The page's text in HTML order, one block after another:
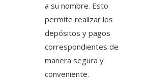
a su nombre. Esto
permite realizar los
depósitos y pagos
correspondientes de
manera segura y
conveniente.